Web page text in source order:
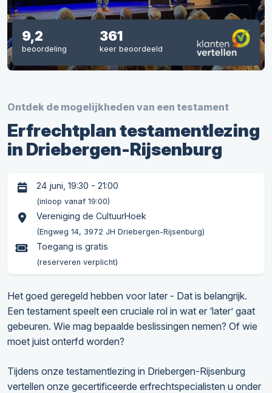
Ontdek de mogelijkheden van een testament
Erfrechtplan testamentlezing
in Driebergen-Rijsenburg
24 juni, 19:30 - 21:00
(inloop vanaf 19:00)
Vereniging de CultuurHoek
(Engweg 14, 3972 JH Driebergen-Rijsenburg)
Toegang is gratis
(reserveren verplicht)
Het goed geregeld hebben voor later - Dat is belangrijk.
Een testament speelt een cruciale rol in wat er ‘later’ gaat
gebeuren. Wie mag bepaalde beslissingen nemen? Of wie
moet juist onterfd worden?
Tijdens onze testamentlezing in Driebergen-Rijsenburg
vertellen onze gecertificeerde erfrechtspecialisten u onder
9,2
beoordeling
361
keer beoordeeld